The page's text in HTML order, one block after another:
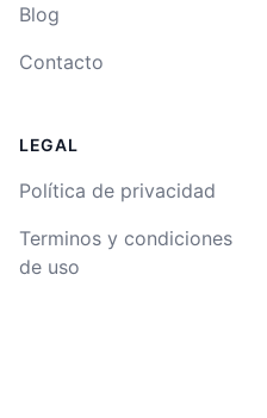
Blog
Contacto
LEGAL
Política de privacidad
Terminos y condiciones
de uso